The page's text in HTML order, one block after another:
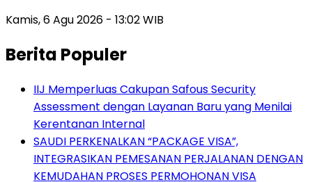
Kamis, 6 Agu 2026 - 13:02 WIB
Berita Populer
IIJ Memperluas Cakupan Safous Security
Assessment dengan Layanan Baru yang Menilai
Kerentanan Internal
SAUDI PERKENALKAN “PACKAGE VISA”,
INTEGRASIKAN PEMESANAN PERJALANAN DENGAN
KEMUDAHAN PROSES PERMOHONAN VISA